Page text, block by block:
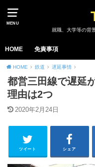
MENU
就職、大学等の背
HOME 免責事項
HOME 鉄道 遅延事情
都営三田線で遅延
理由は2つ
2020年2月24日
ツイート シェア